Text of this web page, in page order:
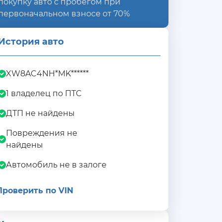
взносе от 70%
авто
XW8AC4NH*MK******
1 владелец по ПТС
ДТП не найдены
Повреждения не
найдены
Автомобиль не в залоге
по VIN